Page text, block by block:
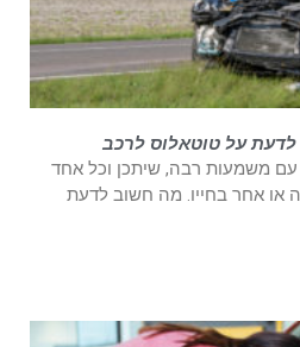
על טוטאלוס לרכב
עם משמעות רבה, שיתכן וכל אחד
או אחר בחייו. מה חשוב לדעת